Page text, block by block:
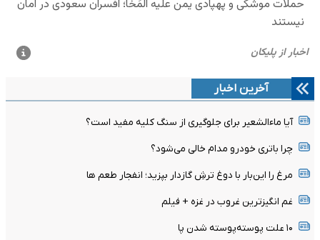
آخرین اخبار
آیا ماءالشعیر برای جلوگیری از سنگ کلیه مفید است؟
چرا باتری خودرو مدام خالی می‌شود؟
مرغ را این‌بار با دوغ ترشِ گازدار بپزید؛ انفجار طعم ها
غم انگیزترین غروب در غزه + فیلم
۱۰ علت پوسته‌پوسته شدن پا